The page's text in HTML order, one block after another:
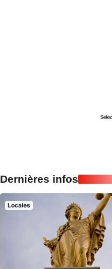
Dernières infos
Locales